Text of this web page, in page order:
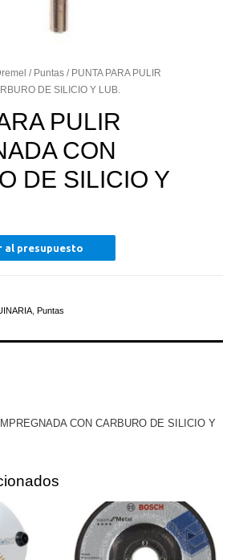
/ Puntas / PUNTA PARA PULIR
DE SILICIO Y LUB.
PULIR
CON
DE SILICIO Y
al presupuesto
Puntas
CON CARBURO DE SILICIO Y